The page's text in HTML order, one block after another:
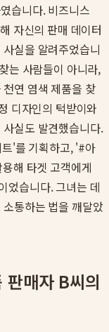
습니다. 비즈니스
자신의 판매 데이터
실을 알려주었습니
는 사람들이 아니라,
연 염색 제품을 찾
디자인의 턱받이와
실도 발견했습니다.
'를 기획하고, '#아
해 타겟 고객에게
었습니다. 그녀는 데
통하는 법을 깨달았
매자 B씨의